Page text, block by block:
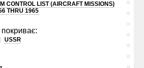
CONTROL LIST (AIRCRAFT MISSIONS)
THRU 1965
покриває:
USSR